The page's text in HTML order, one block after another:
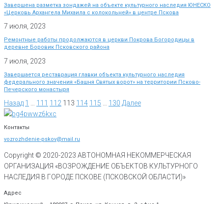
Завершена разметка зондажей на объекте культурного наследия ЮНЕСКО
«Церковь Архангела Михаила с колокольней» в центре Пскова
7 июля, 2023
Ремонтные работы продолжаются в церкви Покрова Богородицы в
деревне Боровик Псковского района
7 июля, 2023
Завершается реставрация главки объекта культурного наследия
федерального значения «Башня Святых ворот» на территории Псково-
Печерского монастыря
Назад 1 111 112 113 114 115 130 Далее
Контакты
vozrozhdenie-pskov@mail.ru
Copyright © 2020-2023 АВТОНОМНАЯ НЕКОММЕРЧЕСКАЯ
ОРГАНИЗАЦИЯ «ВОЗРОЖДЕНИЕ ОБЪЕКТОВ КУЛЬТУРНОГО
НАСЛЕДИЯ В ГОРОДЕ ПСКОВЕ (ПСКОВСКОЙ ОБЛАСТИ)»
Адрес